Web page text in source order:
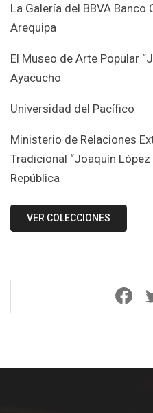
La Galería del BBVA
Arequipa
El Museo de Arte Popular
Ayacucho
Universidad del Pacífico
Ministerio de Relaciones
Tradicional “Joaquín
República
VER COLECCIONES